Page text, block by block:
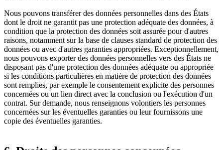
Nous pouvons transférer des données personnelles dans des États
dont le droit ne garantit pas une protection adéquate des données, à
condition que la protection des données soit assurée pour d'autres
raisons, notamment sur la base de clauses standard de protection des
données ou avec d'autres garanties appropriées. Exceptionnellement,
nous pouvons exporter des données personnelles vers des États ne
disposant pas d'une protection des données adéquate ou appropriée
si les conditions particulières en matière de protection des données
sont remplies, par exemple le consentement explicite des personnes
concernées ou un lien direct avec la conclusion ou l'exécution d'un
contrat. Sur demande, nous renseignons volontiers les personnes
concernées sur les éventuelles garanties ou leur fournissons une
copie des éventuelles garanties.